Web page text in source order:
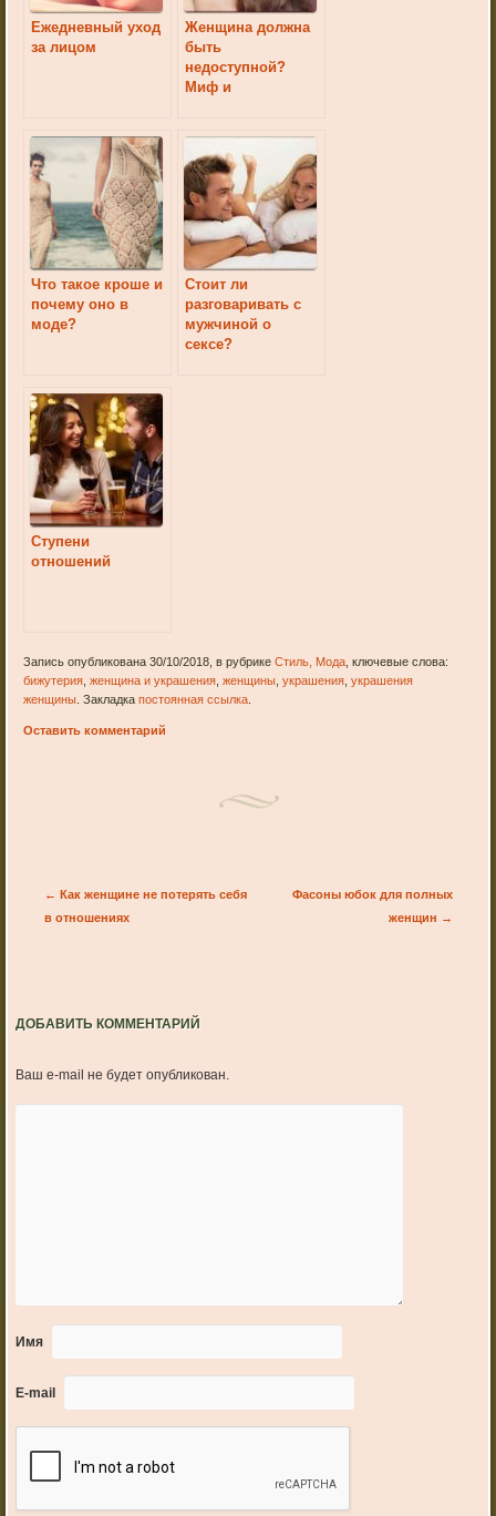
Ежедневный уход
за лицом
Женщина должна
быть
недоступной?
Миф и
Что такое кроше и
почему оно в
моде?
Стоит ли
разговаривать с
мужчиной о
сексе?
Ступени
отношений
Запись опубликована 30/10/2018, в рубрикеСтиль, Мода , ключевые слова:
бижутерия ,женщина и украшения ,женщины ,украшения ,украшения
женщины . Закладкапостоянная ссылка
Оставить комментарий
Post navigation
← Как женщине не потерять себя
в отношениях
Фасоны юбок для полных
женщин →
ДОБАВИТЬ КОММЕНТАРИЙ
Ваш e-mail не будет опубликован.
Имя
E-mail